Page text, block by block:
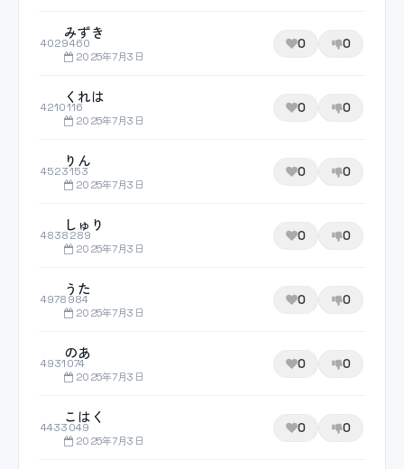
4029460
みずき
2025年7月3日
0 0
4210116
くれは
2025年7月3日
0 0
4523153
りん
2025年7月3日
0 0
4838289
しゅり
2025年7月3日
0 0
4978984
うた
2025年7月3日
0 0
4931074
のあ
2025年7月3日
0 0
4433049
こはく
2025年7月3日
0 0